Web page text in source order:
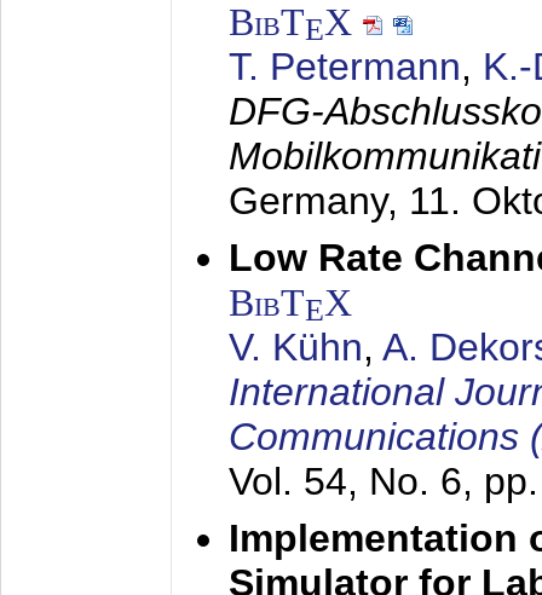
BibTEX
T. Petermann,
DFG-
Germany, 11.
Low Rate
BibTEX
V. Kühn, A.
International
Communications
Vol. 54, No. 6,
Implementation
Simulator for